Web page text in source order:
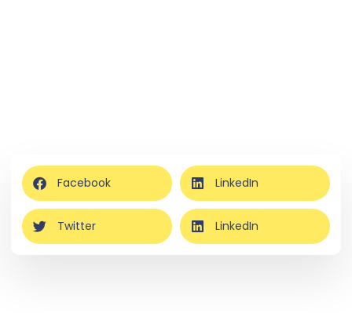
Facebook LinkedIn
Twitter LinkedIn